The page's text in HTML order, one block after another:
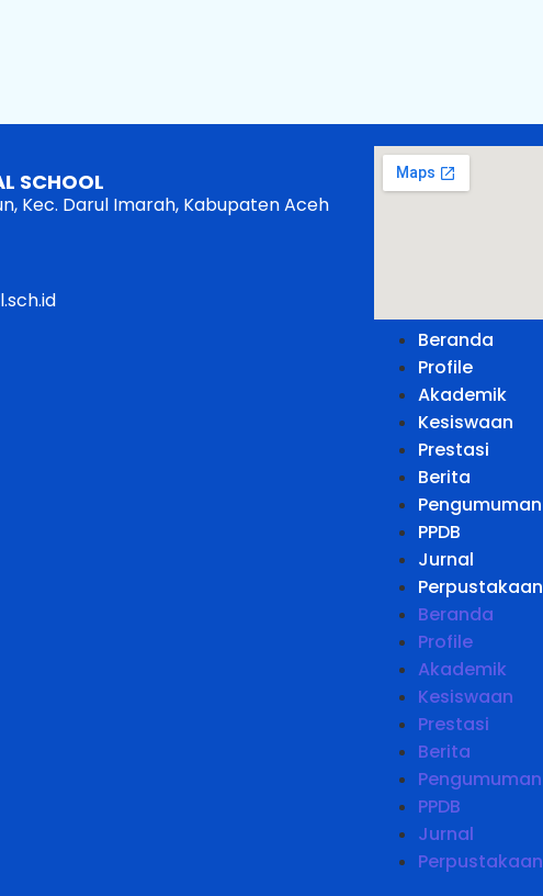
SCHOOL
Kec. Darul Imarah, Kabupaten Aceh
Beranda
Profile
Akademik
Kesiswaan
Prestasi
Berita
Pengumuman
PPDB
Jurnal
Perpustakaan
Beranda
Profile
Akademik
Kesiswaan
Prestasi
Berita
Pengumuman
PPDB
Jurnal
Perpustakaan